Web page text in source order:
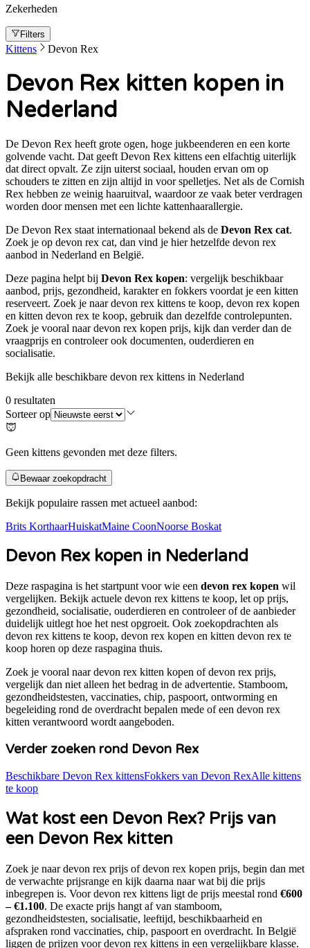
Zekerheden
Filters
Kittens Devon Rex
Devon Rex kitten kopen in
Nederland
De Devon Rex heeft grote ogen, hoge jukbeenderen en een korte
golvende vacht. Dat geeft Devon Rex kittens een elfachtig uiterlijk
dat direct opvalt. Ze zijn uiterst sociaal, houden ervan om op
schouders te zitten en zijn altijd in voor spelletjes. Net als de Cornish
Rex hebben ze weinig haaruitval, waardoor ze vaak beter verdragen
worden door mensen met een lichte kattenhaarallergie.
De Devon Rex staat internationaal bekend als de Devon Rex cat.
Zoek je op devon rex cat, dan vind je hier hetzelfde devon rex
aanbod in Nederland en België.
Deze pagina helpt bij Devon Rex kopen: vergelijk beschikbaar
aanbod, prijs, gezondheid, karakter en fokkers voordat je een kitten
reserveert. Zoek je naardevon rex kittens te koop, devon rex kopen
en kitten devon rex te koop, gebruik dan dezelfde controlepunten.
Zoek je vooral naar devon rex kopen prijs, kijk dan verder dan de
vraagprijs en controleer ook documenten, ouderdieren en
socialisatie.
Bekijk alle beschikbare devon rex kittens in Nederland
0 resultaten
Sorteer op
Geen kittens gevonden met deze filters.
Bewaar zoekopdracht
Bekijk populaire rassen met actueel aanbod:
Brits KorthaarHuiskatMaine CoonNoorse Boskat
Devon Rex kopen in Nederland
Deze raspagina is het startpunt voor wie een devon rex kopen wil
vergelijken. Bekijk actuele devon rex kittens te koop, let op prijs,
gezondheid, socialisatie, ouderdieren en controleer of de aanbieder
duidelijk uitlegt hoe het nest opgroeit. Ook zoekopdrachten als
devon rex kittens te koop, devon rex kopen en kitten devon rex te
koop horen op deze raspagina thuis.
Zoek je vooral naar devon rex kitten kopen of devon rex prijs,
vergelijk dan niet alleen het bedrag in de advertentie. Stamboom,
gezondheidstesten, vaccinaties, chip, paspoort, ontworming en
begeleiding rond de overdracht bepalen mede of een devon rex
kitten verantwoord wordt aangeboden.
Verder zoeken rond Devon Rex
Beschikbare Devon Rex kittensFokkers van Devon RexAlle kittens
te koop
Wat kost een Devon Rex? Prijs van
een Devon Rex kitten
Zoek je naardevon rex prijs of devon rex kopen prijs, begin dan met
de verwachte prijsrange en kijk daarna naar wat bij die prijs
inbegrepen is. Voordevon rex kittens ligt de prijs meestal rond €600
– €1.100. De exacte prijs hangt af van stamboom,
gezondheidstesten, socialisatie, leeftijd, beschikbaarheid en
afspraken rond vaccinaties, chip, paspoort en overdracht. In België
liggen de prijzen voor devon rex kittens in een vergelijkbare klasse.